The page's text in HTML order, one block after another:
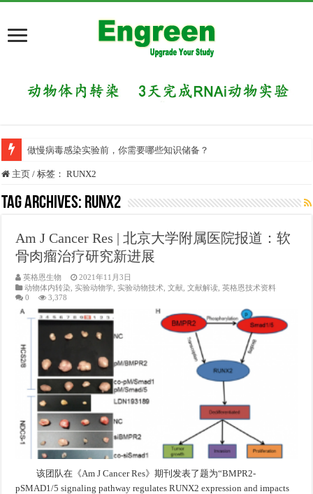
做慢病毒感染实验前，你需要哪些知识储备？
主页 / 标签：RUNX2
Tag Archives: RUNX2
Am J Cancer Res | 北京大学附属医院报道：软
骨肉瘤治疗研究新进展
英格恩生物
2021年11月3日
动物体内转染 ,实验动物学 ,实验动物技术 ,文献 ,文献解读 ,英格恩技术资料
0
3,378
该团队在《Am J Cancer Res》期刊发表了题为“BMPR2-
pSMAD1/5 signaling pathway regulates RUNX2 expression and impacts